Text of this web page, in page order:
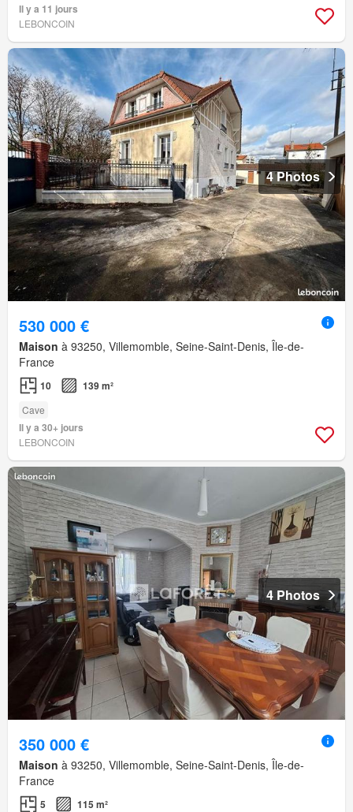
Il y a 11 jours
LEBONCOIN
4 Photos
530 000 €
Maison à 93250, Villemomble, Seine-Saint-Denis, Île-de-
France
10 139 m²
Cave
Il y a 30+ jours
LEBONCOIN
4 Photos
350 000 €
Maison à 93250, Villemomble, Seine-Saint-Denis, Île-de-
France
5 115 m²